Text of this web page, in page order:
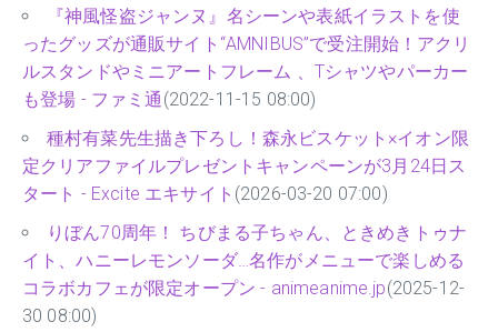
『神風怪盗ジャンヌ』名シーンや表紙イラストを使
ったグッズが通販サイト“AMNIBUS”で受注開始！アクリ
ルスタンドやミニアートフレーム 、Tシャツやパーカー
も登場 - ファミ通 (2022-11-15 08:00)
種村有菜先生描き下ろし！森永ビスケット×イオン限
定クリアファイルプレゼントキャンペーンが3月24日ス
タート - Excite エキサイト (2026-03-20 07:00)
りぼん70周年！ ちびまる子ちゃん、ときめきトゥナ
イト、ハニーレモンソーダ…名作がメニューで楽しめる
コラボカフェが限定オープン - animeanime.jp(2025-12-
30 08:00)